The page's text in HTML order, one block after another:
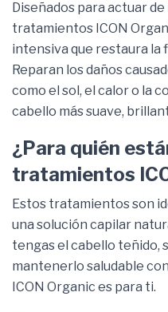
Diseñados para actuar
tratamientos ICON
intensiva que restaura la
Reparan los daños
como el sol, el calor o la
cabello más suave,
¿Para quién
tratamientos
Estos tratamientos son
una solución capilar
tengas el cabello teñido,
mantenerlo saludable
ICON Organic es para ti.